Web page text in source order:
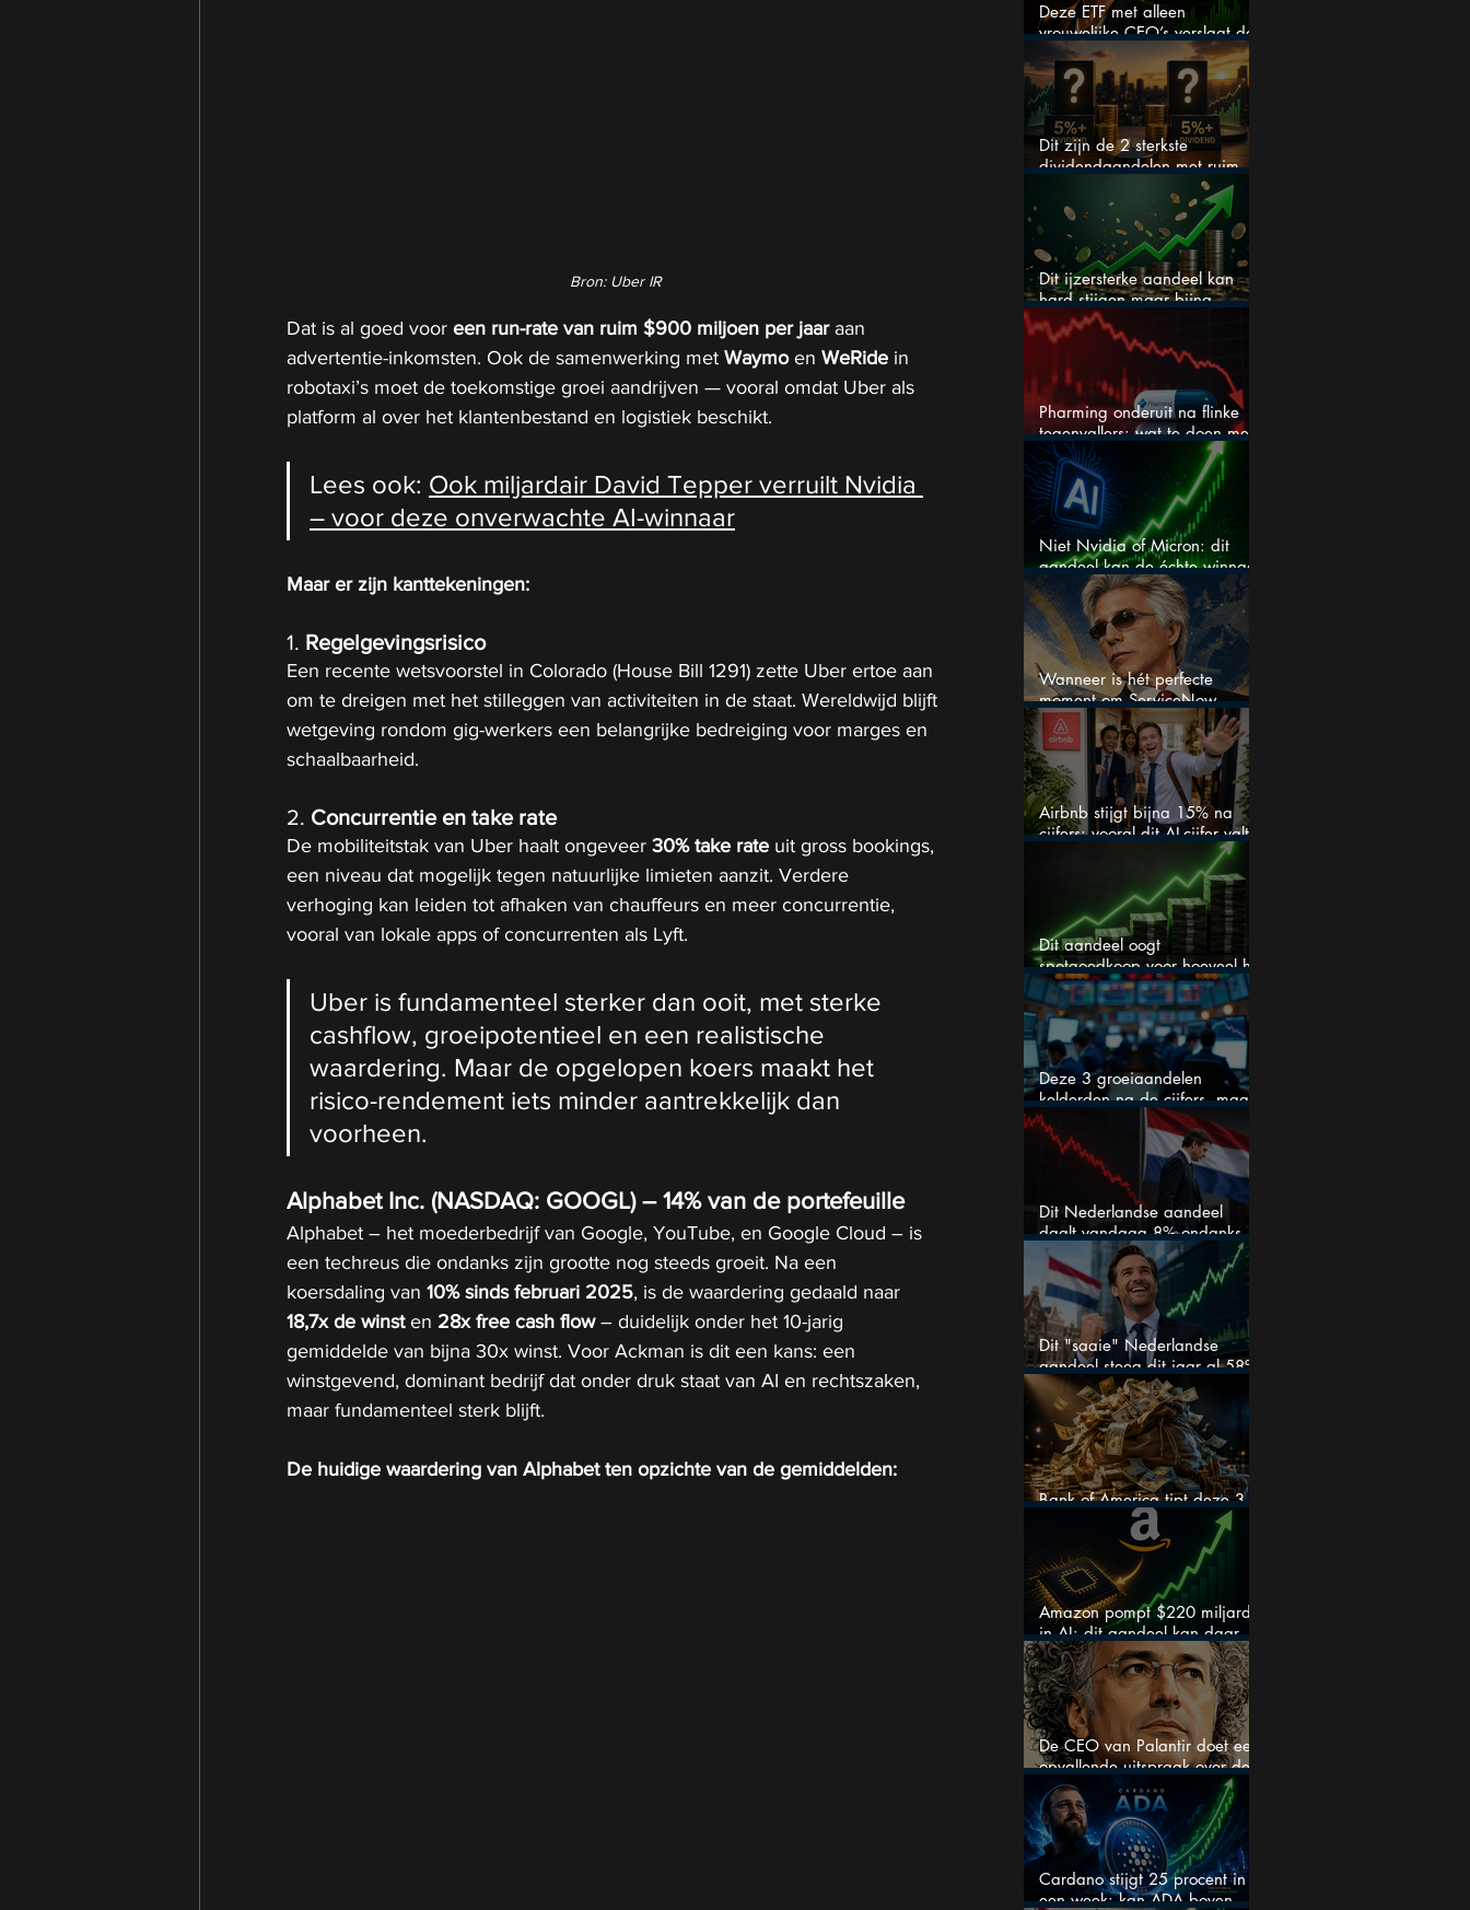
Bron: Uber IR
Dat is al goed voor een run-rate van ruim $900 miljoen per jaar aan
advertentie-inkomsten. Ook de samenwerking met Waymo en WeRide in
robotaxi’s moet de toekomstige groei aandrijven — vooral omdat Uber als
platform al over het klantenbestand en logistiek beschikt.
Lees ook: Ook miljardair David Tepper verruilt Nvidia
– voor deze onverwachte AI-winnaar
Maar er zijn kanttekeningen:
1. Regelgevingsrisico
Een recente wetsvoorstel in Colorado (House Bill 1291) zette Uber ertoe aan
om te dreigen met het stilleggen van activiteiten in de staat. Wereldwijd blijft
wetgeving rondom gig-werkers een belangrijke bedreiging voor marges en
schaalbaarheid.
2. Concurrentie en take rate
De mobiliteitstak van Uber haalt ongeveer 30% take rate uit gross bookings,
een niveau dat mogelijk tegen natuurlijke limieten aanzit. Verdere
verhoging kan leiden tot afhaken van chauffeurs en meer concurrentie,
vooral van lokale apps of concurrenten als Lyft.
Uber is fundamenteel sterker dan ooit, met sterke
cashflow, groeipotentieel en een realistische
waardering. Maar de opgelopen koers maakt het
risico-rendement iets minder aantrekkelijk dan
voorheen.
Alphabet Inc. (NASDAQ: GOOGL) – 14% van de portefeuille
Alphabet – het moederbedrijf van Google, YouTube, en Google Cloud – is
een techreus die ondanks zijn grootte nog steeds groeit. Na een
koersdaling van 10% sinds februari 2025, is de waardering gedaald naar
18,7x de winst en 28x free cash flow – duidelijk onder het 10-jarig
gemiddelde van bijna 30x winst. Voor Ackman is dit een kans: een
winstgevend, dominant bedrijf dat onder druk staat van AI en rechtszaken,
maar fundamenteel sterk blijft.
De huidige waardering van Alphabet ten opzichte van de gemiddelden:
Deze ETF met alleen
vrouwelijke CEO’s verslaat de
S&P 500 keihard
Dit zijn de 2 sterkste
dividendaandelen met ruim
Dit ijzersterke aandeel kan
hard stijgen maar bijna
niemand kijkt
Pharming onderuit na flinke
tegenvallers: wat te doen met
het aandeel?
Niet Nvidia of Micron: dit
aandeel kan de échte winnaar
van de AI-race worden
Wanneer is hét perfecte
moment om ServiceNow
aandelen te kopen?
Airbnb stijgt bijna 15% na
cijfers: vooral dit AI-cijfer valt
Dit aandeel oogt
spotgoedkoop voor hoeveel het
kan stijgen
Deze 3 groeiaandelen
kelderden na de cijfers, maar
één is mijn duidelijke favoriet
Dit Nederlandse aandeel
daalt vandaag 8% ondanks
zeer sterke halfjaarcijfers en
positieve analistenadviezen:
mooie koopkans?
Dit "saaie" Nederlandse
aandeel steeg dit jaar al 58%
en wordt volgens analisten
onderschat
Bank of America tipt deze 3
chipaandelen
Amazon pompt $220 miljard
in AI: dit aandeel kan daar
explosief van profiteren
De CEO van Palantir doet een
opvallende uitspraak over de
beurs
Cardano stijgt 25 procent in
een week: kan ADA boven